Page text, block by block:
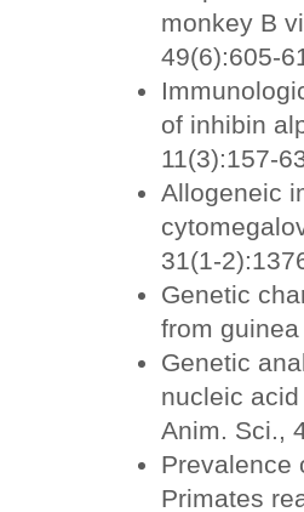
monkey B
49(6):605-
of inhibin
11(3):157-
Allogeneic
31(1-
Genetic
from
Genetic
nucleic
Anim. Sci.,
Prevalence
Primates